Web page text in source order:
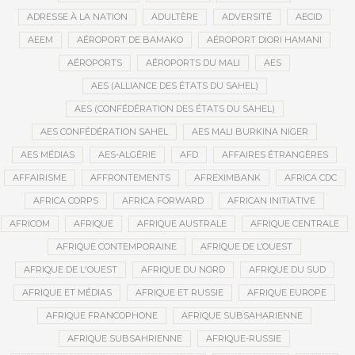
ADRESSE À LA NATION ADULTÈRE ADVERSITÉ AECID
AEEM AÉROPORT DE BAMAKO AÉROPORT DIORI HAMANI
AÉROPORTS AÉROPORTS DU MALI AES
AES (ALLIANCE DES ÉTATS DU SAHEL)
AES (CONFÉDÉRATION DES ÉTATS DU SAHEL)
AES CONFÉDÉRATION SAHEL AES MALI BURKINA NIGER
AES MÉDIAS AES-ALGÉRIE AFD AFFAIRES ÉTRANGÈRES
AFFAIRISME AFFRONTEMENTS AFREXIMBANK AFRICA CDC
AFRICA CORPS AFRICA FORWARD AFRICAN INITIATIVE
AFRICOM AFRIQUE AFRIQUE AUSTRALE AFRIQUE CENTRALE
AFRIQUE CONTEMPORAINE AFRIQUE DE L’OUEST
AFRIQUE DE L'OUEST AFRIQUE DU NORD AFRIQUE DU SUD
AFRIQUE ET MÉDIAS AFRIQUE ET RUSSIE AFRIQUE EUROPE
AFRIQUE FRANCOPHONE AFRIQUE SUBSAHARIENNE
AFRIQUE SUBSAHRIENNE AFRIQUE-RUSSIE